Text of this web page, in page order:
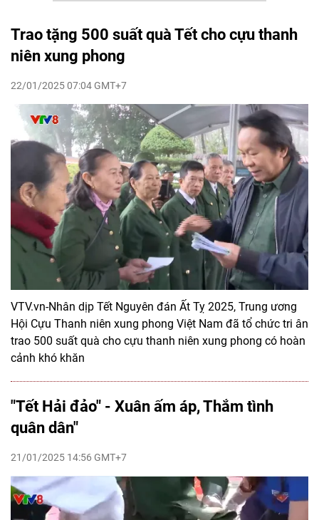
Trao tặng 500 suất quà Tết cho cựu thanh
niên xung phong
22/01/2025 07:04 GMT+7
VTV.vn-Nhân dịp Tết Nguyên đán Ất Tỵ 2025, Trung ương
Hội Cựu Thanh niên xung phong Việt Nam đã tổ chức tri ân
trao 500 suất quà cho cựu thanh niên xung phong có hoàn
cảnh khó khăn
"Tết Hải đảo" - Xuân ấm áp, Thắm tình
quân dân"
21/01/2025 14:56 GMT+7